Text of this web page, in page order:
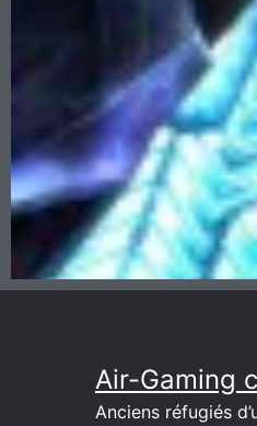
Air-Gaming
Anciens réfugiés